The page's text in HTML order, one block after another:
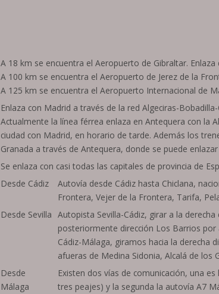
A 18 km se encuentra el Aeropuerto de Gibraltar.
A 100 km se encuentra el Aeropuerto de Jerez de la
A 125 km se encuentra el Aeropuerto Internacional de
Enlaza con Madrid a través de la red Algeciras-
Actualmente la línea férrea enlaza en Antequera con la
ciudad con Madrid, en horario de tarde. Además los
Granada a través de Antequera, donde se puede
Se enlaza con casi todas las capitales de provincia de
Desde Cádiz
Autovía desde Cádiz hasta Chiclana,
Frontera, Vejer de la Frontera, Tarifa,
Desde Sevilla
Autopista Sevilla-Cádiz, girar a la
posteriormente dirección Los Barrios
Cádiz-Málaga, giramos hacia la derecha
afueras de Medina Sidonia, Alcalá de los
Desde
Málaga
Existen dos vías de comunicación, una
tres peajes) y la segunda la autovía A7